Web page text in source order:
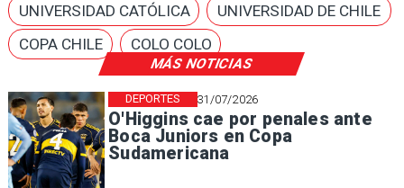
MÁS NOTICIAS
31/07/2026
O'Higgins cae por penales ante
Boca Juniors en Copa
Sudamericana
DEPORTES
UNIVERSIDAD CATÓLICA
UNIVERSIDAD DE CHILE
COPA CHILE
COLO COLO